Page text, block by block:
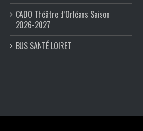
CADO Théâtre d’Orléans Saison
2026-2027
BUS SANTÉ LOIRET